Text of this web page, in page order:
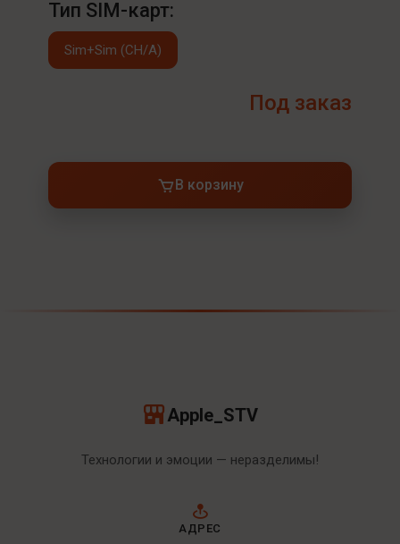
Тип SIM-карт:
Sim+Sim (CH/A)
Под заказ
В корзину
Apple_STV
Технологии и эмоции — неразделимы!
АДРЕС